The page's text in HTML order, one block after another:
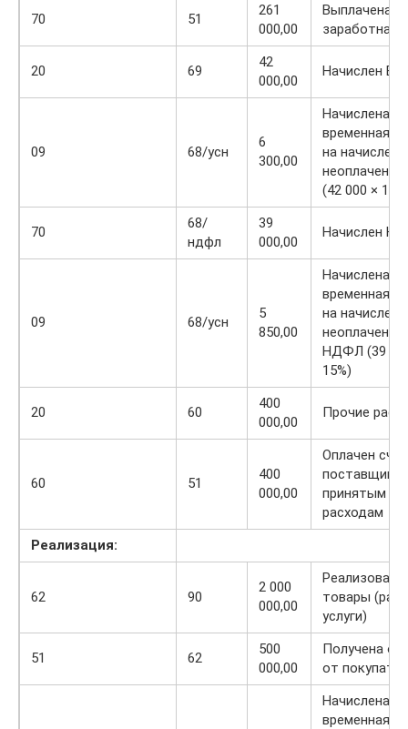
70 51
261
000,00
Выплачена
заработная
20 69
42
000,00
Начислен
09 68/усн
6
300,00
Начислена
временная
на
(42 000 ×
70
68/
ндфл
39
000,00
Начислен
09 68/усн
5
850,00
Начислена
временная
на
НДФЛ (39
15%)
20 60
400
000,00
Прочие
60 51
400
000,00
Оплачен счет
принятым
расходам
Реализация:
62 90
2 000
000,00
Реализованы
товары
услуги)
51 62
500
000,00
Получена
от
Начислена
временная